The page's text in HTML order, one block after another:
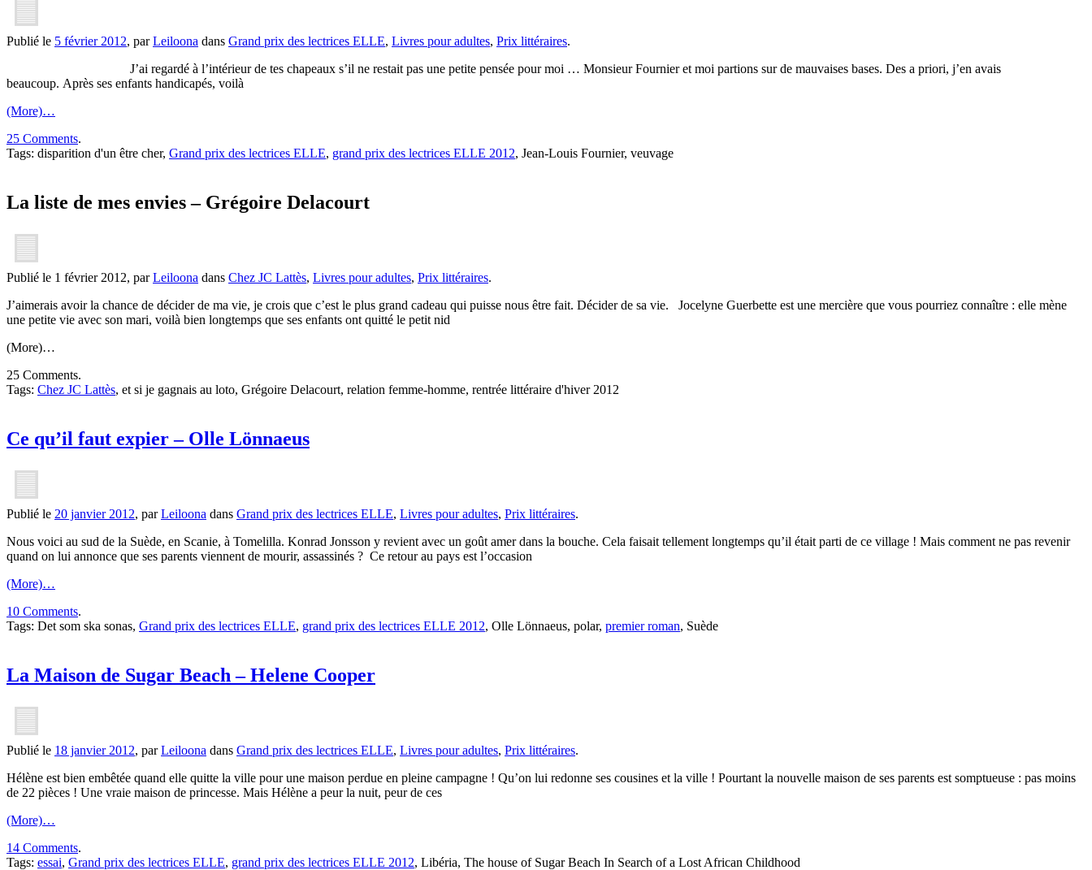
Publié le 5 février 2012, parLeiloona dans Grand prix des lectrices ELLE, Livres pour adultes, Prix littéraires.
J’ai regardé à l’intérieur de tes chapeaux s’il ne restait pas une petite pensée pour moi … Monsieur Fournier et moi partions sur de mauvaises bases. Des a priori, j’en avais
beaucoup. Après ses enfants handicapés, voilà
(More)…
25 Comments.
Tags: disparition d'un être cher, Grand prix des lectrices ELLE, grand prix des lectrices ELLE 2012, Jean-Louis Fournier, veuvage
La liste de mes envies – Grégoire Delacourt
Publié le 1 février 2012, parLeiloona dans Chez JC Lattès, Livres pour adultes, Prix littéraires.
J’aimerais avoir la chance de décider de ma vie, je crois que c’est le plus grand cadeau qui puisse nous être fait. Décider de sa vie. Jocelyne Guerbette est une mercière que vous pourriez connaître : elle mène
une petite vie avec son mari, voilà bien longtemps que ses enfants ont quitté le petit nid
(More)…
25 Comments.
Tags: Chez JC Lattès, et si je gagnais au loto, Grégoire Delacourt, relation femme-homme, rentrée littéraire d'hiver 2012
Ce qu’il faut expier – Olle Lönnaeus
Publié le 20 janvier 2012, parLeiloona dans Grand prix des lectrices ELLE, Livres pour adultes, Prix littéraires.
Nous voici au sud de la Suède, en Scanie, à Tomelilla. Konrad Jonsson y revient avec un goût amer dans la bouche. Cela faisait tellement longtemps qu’il était parti de ce village ! Mais comment ne pas revenir
quand on lui annonce que ses parents viennent de mourir, assassinés ? Ce retour au pays est l’occasion
(More)…
10 Comments.
Tags: Det som ska sonas, Grand prix des lectrices ELLE, grand prix des lectrices ELLE 2012, Olle Lönnaeus, polar, premier roman, Suède
La Maison de Sugar Beach – Helene Cooper
Publié le 18 janvier 2012, parLeiloona dans Grand prix des lectrices ELLE, Livres pour adultes, Prix littéraires.
Hélène est bien embêtée quand elle quitte la ville pour une maison perdue en pleine campagne ! Qu’on lui redonne ses cousines et la ville ! Pourtant la nouvelle maison de ses parents est somptueuse : pas moins
de 22 pièces ! Une vraie maison de princesse. Mais Hélène a peur la nuit, peur de ces
(More)…
14 Comments.
Tags: essai, Grand prix des lectrices ELLE, grand prix des lectrices ELLE 2012, Libéria, The house of Sugar Beach In Search of a Lost African Childhood